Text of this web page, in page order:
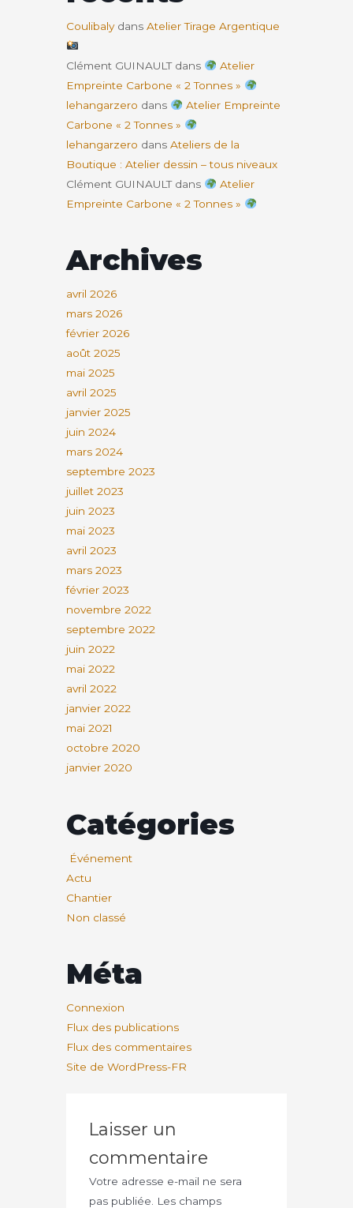
Coulibalydans Atelier Tirage Argentique
Clément GUINAULTdans
Atelier
Empreinte Carbone « 2 Tonnes »
lehangarzero dans
Atelier Empreinte
Carbone « 2 Tonnes »
lehangarzero dans Ateliers de la
Boutique : Atelier dessin – tous niveaux
Clément GUINAULTdans
Atelier
Empreinte Carbone « 2 Tonnes »
Archives
avril 2026
mars 2026
février 2026
août 2025
mai 2025
avril 2025
janvier 2025
juin 2024
mars 2024
septembre 2023
juillet 2023
juin 2023
mai 2023
avril 2023
mars 2023
février 2023
novembre 2022
septembre 2022
juin 2022
mai 2022
avril 2022
janvier 2022
mai 2021
octobre 2020
janvier 2020
Catégories
Événement
Actu
Chantier
Non classé
Méta
Connexion
Flux des publications
Flux des commentaires
Site de WordPress-FR
Laisser un
commentaire
Votre adresse e-mail ne sera
pas publiée.
Les champs